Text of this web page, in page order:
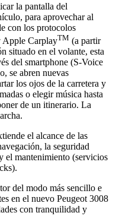
la pantalla del
para aprovechar al
con los protocolos
CarplayTM (a partir
situado en el volante, esta
del smartphone (S-Voice
se abren nuevas
los ojos de la carretera y
o elegir música hasta
de un itinerario. La
el alcance de las
la seguridad
el mantenimiento (servicios
del modo más sencillo e
en el nuevo Peugeot 3008
con tranquilidad y